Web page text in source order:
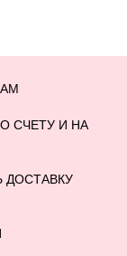
СЧЕТУ И НА
ДОСТАВКУ